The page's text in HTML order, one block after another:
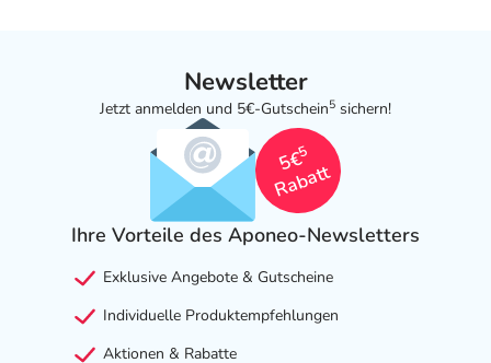
Newsletter
Jetzt anmelden und 5€-Gutschein5 sichern!
5€
5
Rabatt
Ihre Vorteile des Aponeo-Newsletters
Exklusive Angebote & Gutscheine
Individuelle Produktempfehlungen
Aktionen & Rabatte